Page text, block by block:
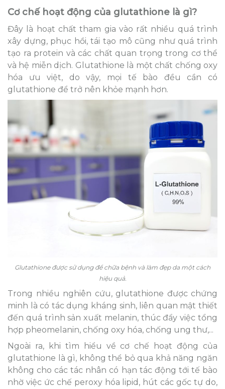
Cơ chế hoạt động của glutathione là gì?
Đây là hoạt chất tham gia vào rất nhiều quá trình
xây dựng, phục hồi, tái tạo mô cũng như quá trình
tạo ra protein và các chất quan trọng trong cơ thể
và hệ miễn dịch. Glutathione là một chất chống oxy
hóa ưu việt, do vậy, mọi tế bào đều cần có
glutathione để trở nên khỏe mạnh hơn.
Glutathione được sử dụng để chữa bệnh và làm đẹp da một cách
hiệu quả.
Trong nhiều nghiên cứu, glutathione được chứng
minh là có tác dụng kháng sinh, liên quan mật thiết
đến quá trình sản xuất melanin, thúc đẩy việc tổng
hợp pheomelanin, chống oxy hóa, chống ung thư,...
Ngoài ra, khi tìm hiểu về cơ chế hoạt động của
glutathione là gì, không thể bỏ qua khả năng ngăn
không cho các tác nhân có hạn tác động tới tế bào
nhờ việc ức chế peroxy hóa lipid, hút các gốc tự do,